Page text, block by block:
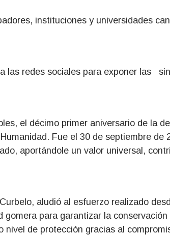
instituciones y universidades
las redes sociales para exponer las
el décimo primer aniversario de la
Fue el 30 de septiembre de
aportándole un valor universal,
aludió al esfuerzo realizado
gomera para garantizar la
nivel de protección gracias al